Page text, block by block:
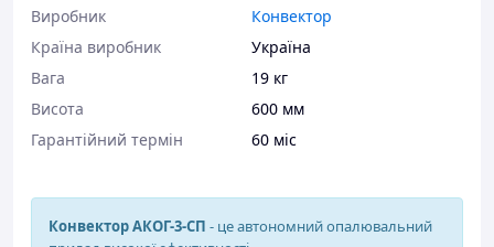
Виробник
Конвектор
Країна виробник
Україна
Вага
19 кг
Висота
600 мм
Гарантійний термін
60 міс
Конвектор АКОГ-3-СП - це автономний опалювальний